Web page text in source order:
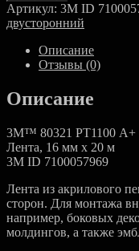
Артикул: 3M ID
двусторонний
Описание
Отзывы (0)
Описание
3M™ 80321 РТ1100 А+
Лента, 16 мм х 20 м
3M ID 7100057969
Лента из акрилового
сторон. Для монтажа
например, боковых
молдингов, а также